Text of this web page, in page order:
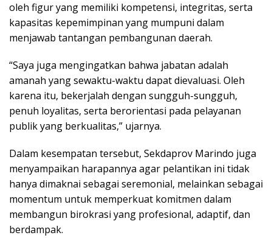
oleh figur yang memiliki kompetensi, integritas, serta
kapasitas kepemimpinan yang mumpuni dalam
menjawab tantangan pembangunan daerah.
“Saya juga mengingatkan bahwa jabatan adalah
amanah yang sewaktu-waktu dapat dievaluasi. Oleh
karena itu, bekerjalah dengan sungguh-sungguh,
penuh loyalitas, serta berorientasi pada pelayanan
publik yang berkualitas,” ujarnya.
Dalam kesempatan tersebut, Sekdaprov Marindo juga
menyampaikan harapannya agar pelantikan ini tidak
hanya dimaknai sebagai seremonial, melainkan sebagai
momentum untuk memperkuat komitmen dalam
membangun birokrasi yang profesional, adaptif, dan
berdampak.